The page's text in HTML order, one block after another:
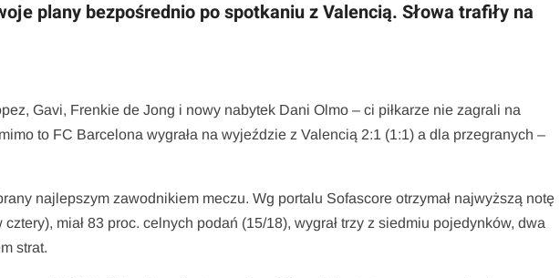
plany bezpośrednio po spotkaniu z Valencią. Słowa trafiły na
Gavi, Frenkie de Jong i nowy nabytek Dani Olmo – ci piłkarze nie zagrali na
to FC Barcelona wygrała na wyjeździe z Valencią 2:1 (1:1) a dla przegranych –
najlepszym zawodnikiem meczu. Wg portalu Sofascore otrzymał najwyższą notę
cztery), miał 83 proc. celnych podań (15/18), wygrał trzy z siedmiu pojedynków, dwa
strat.